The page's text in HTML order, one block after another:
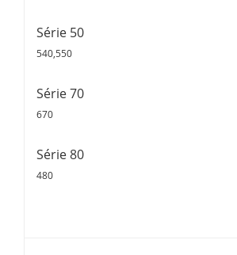
Série 50
540,550
Série 70
670
Série 80
480